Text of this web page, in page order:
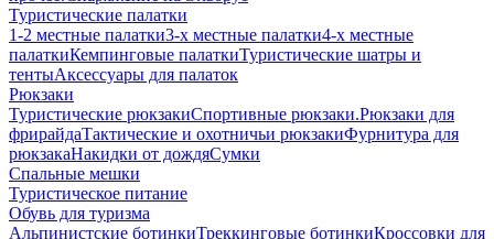
Туристические палатки
1-2 местные палатки3-х местные палатки4-х местные
палаткиКемпинговые палаткиТуристические шатры и
тентыАксессуары для палаток
Рюкзаки
Туристические рюкзакиСпортивные рюкзаки.Рюкзаки для
фрирайдаТактические и охотничьи рюкзакиФурнитура для
рюкзакаНакидки от дождяСумки
Спальные мешки
Туристическое питание
Обувь для туризма
Альпинистские ботинкиТреккинговые ботинкиКроссовки для